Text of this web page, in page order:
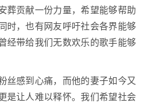
葬贡献一份力量，希望能够帮助
时，也有网友呼吁社会各界能够
经带给我们无数欢乐的歌手能够
丝感到心痛，而他的妻子如今又
是让人难以释怀。我们希望社会